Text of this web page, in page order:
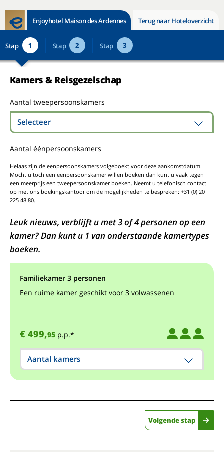
Enjoyhotel Maison des Ardennes Terug naar Hoteloverzicht
Stap 1 Stap 2 Stap 3
Kamers & Reisgezelschap
Aantal tweepersoonskamers
Selecteer
Aantal éénpersoonskamers
Helaas zijn de eenpersoonskamers volgeboekt voor deze aankomstdatum.
Mocht u toch een eenpersoonskamer willen boeken dan kunt u vaak tegen
een meerprijs een tweepersoonskamer boeken. Neemt u telefonisch contact
op met ons boekingskantoor om de mogelijkheden te bespreken: +31 (0) 20
225 48 80.
Leuk nieuws, verblijft u met 3 of 4 personen op een
kamer? Dan kunt u 1 van onderstaande kamertypes
boeken.
Familiekamer 3 personen
Een ruime kamer geschikt voor 3 volwassenen
€ 499,95 p.p.*
Aantal kamers
Volgende stap